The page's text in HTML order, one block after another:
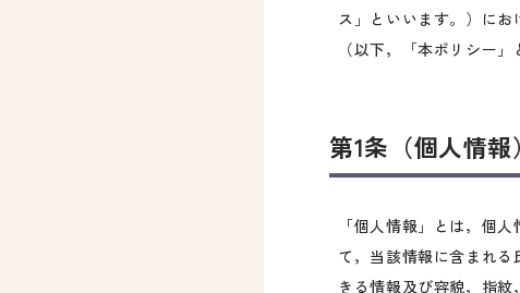
ス」といいます。）に
（以下，「本ポリシー
第1条（個人情報）
「個人情報」とは，個
て，当該情報に含まれ
きる情報及び容貌，指